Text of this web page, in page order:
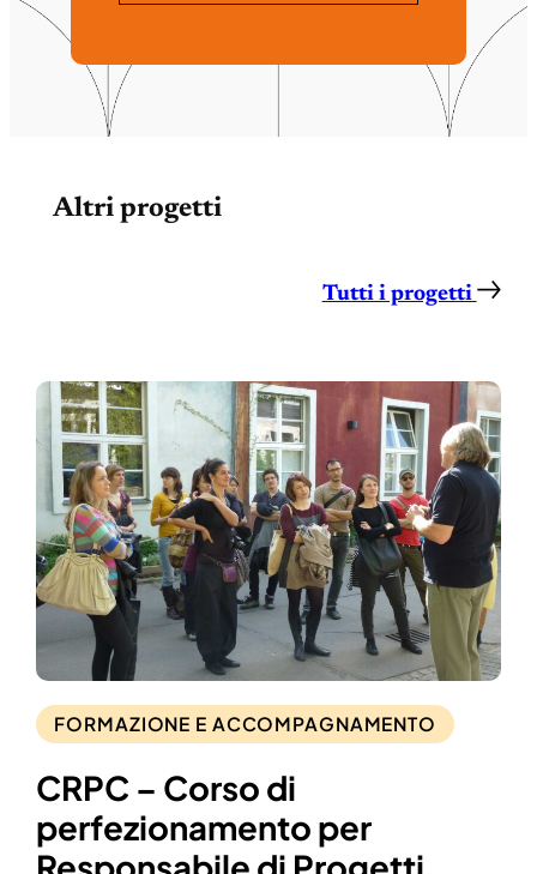
Altri progetti
Tutti i progetti
FORMAZIONE E ACCOMPAGNAMENTO
CRPC – Corso di
perfezionamento per